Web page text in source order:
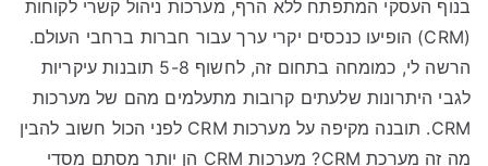
בנוף העסקי המתפתח ללא הרף, מערכות ניהול קשרי לקוחות
(CRM) הופיעו כנכסים יקרי ערך עבור חברות ברחבי העולם.
הרשה לי, כמומחה בתחום זה, לחשוף 5-8 תובנות עיקריות
לגבי היתרונות שלעתים קרובות מתעלמים מהם של מערכות
CRM. תובנה מקיפה על מערכות CRM לפני הכול חשוב להבין
מה זה מערכת CRM? מערכות CRM הן יותר מסתם מסדי